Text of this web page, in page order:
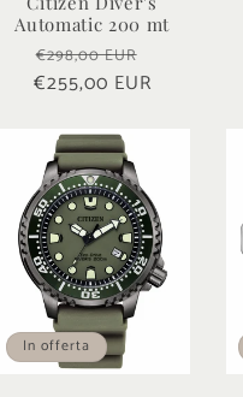
Automatic 200 mt
Prezzo
di
€298,00 EUR
scontato
€255,00 EUR
In offerta